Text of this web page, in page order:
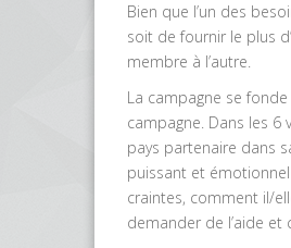
Bien que l’un des
soit de fournir le plus
membre à l’autre.
La campagne se
campagne. Dans les 6
pays partenaire dans
puissant et
craintes, comment il/
demander de l’aide et